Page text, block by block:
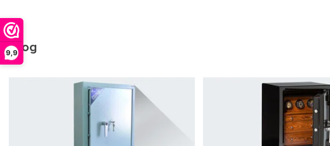
9,9
Blog